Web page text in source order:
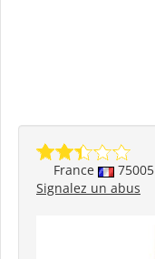
France 75005
Signalez un abus